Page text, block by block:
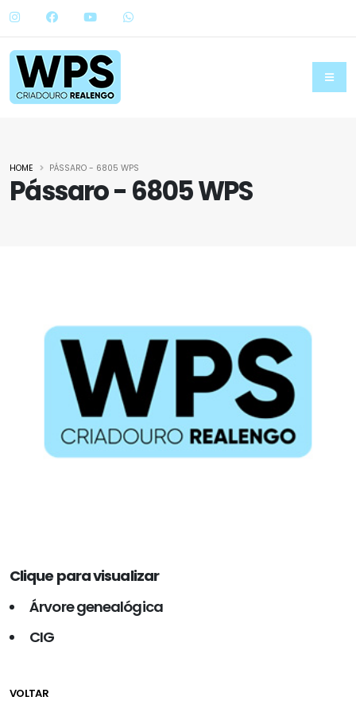
Pássaro - 6805 WPS
HOME PÁSSARO - 6805 WPS
Clique para visualizar
Árvore genealógica
CIG
VOLTAR